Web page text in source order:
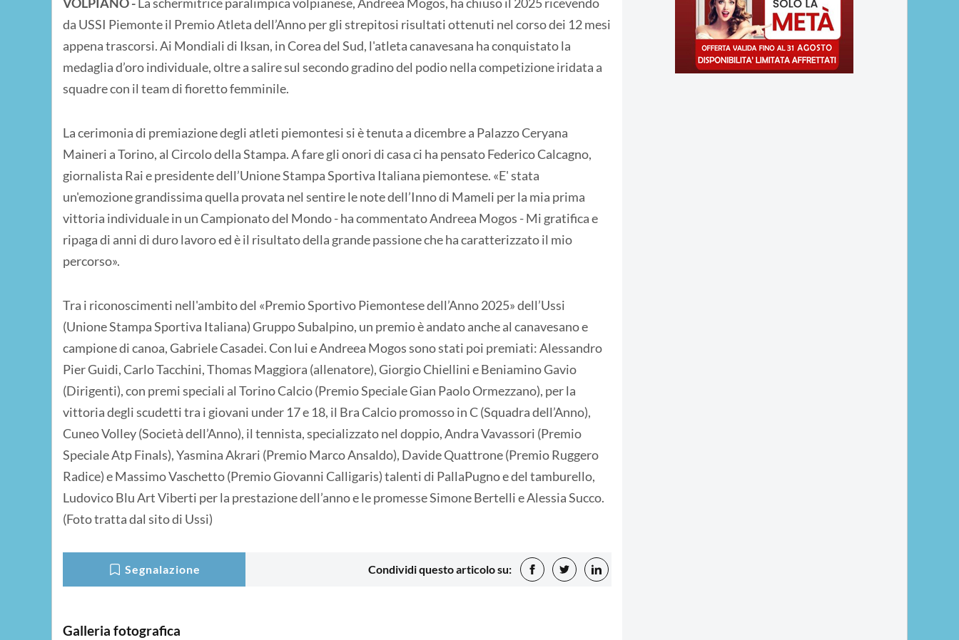
da USSI Piemonte il Premio Atleta dell’Anno per gli strepitosi risultati ottenuti nel corso dei 12 mesi
appena trascorsi. Ai Mondiali di Iksan, in Corea del Sud, l'atleta canavesana ha conquistato la
medaglia d’oro individuale, oltre a salire sul secondo gradino del podio nella competizione iridata a
squadre con il team di fioretto femminile.
La cerimonia di premiazione degli atleti piemontesi si è tenuta a dicembre a Palazzo Ceryana
Maineri a Torino, al Circolo della Stampa. A fare gli onori di casa ci ha pensato Federico Calcagno,
giornalista Rai e presidente dell’Unione Stampa Sportiva Italiana piemontese. «E' stata
un'emozione grandissima quella provata nel sentire le note dell’Inno di Mameli per la mia prima
vittoria individuale in un Campionato del Mondo - ha commentato Andreea Mogos - Mi gratifica e
ripaga di anni di duro lavoro ed è il risultato della grande passione che ha caratterizzato il mio
percorso».
Tra i riconoscimenti nell'ambito del «Premio Sportivo Piemontese dell’Anno 2025» dell’Ussi
(Unione Stampa Sportiva Italiana) Gruppo Subalpino, un premio è andato anche al canavesano e
campione di canoa, Gabriele Casadei. Con lui e Andreea Mogos sono stati poi premiati: Alessandro
Pier Guidi, Carlo Tacchini, Thomas Maggiora (allenatore), Giorgio Chiellini e Beniamino Gavio
(Dirigenti), con premi speciali al Torino Calcio (Premio Speciale Gian Paolo Ormezzano), per la
vittoria degli scudetti tra i giovani under 17 e 18, il Bra Calcio promosso in C (Squadra dell’Anno),
Cuneo Volley (Società dell’Anno), il tennista, specializzato nel doppio, Andra Vavassori (Premio
Speciale Atp Finals), Yasmina Akrari (Premio Marco Ansaldo), Davide Quattrone (Premio Ruggero
Radice) e Massimo Vaschetto (Premio Giovanni Calligaris) talenti di PallaPugno e del tamburello,
Ludovico Blu Art Viberti per la prestazione dell’anno e le promesse Simone Bertelli e Alessia Succo.
(Foto tratta dal sito di Ussi)
Segnalazione Condividi questo articolo su:
Galleria fotografica